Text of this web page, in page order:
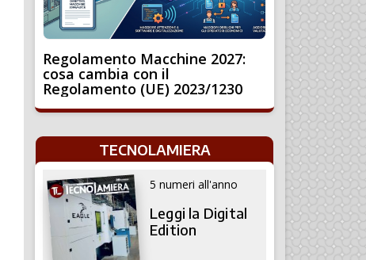
Regolamento Macchine 2027:
cosa cambia con il
Regolamento (UE) 2023/1230
TECNOLAMIERA
5 numeri all'anno
Leggi la Digital
Edition